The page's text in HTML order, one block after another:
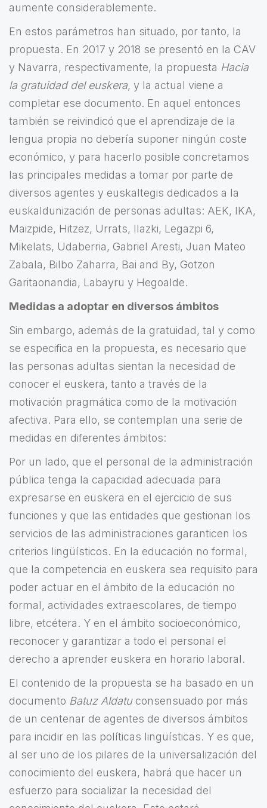
aumente considerablemente.
En estos parámetros han situado, por tanto, la
propuesta. En 2017 y 2018 se presentó en la CAV
y Navarra, respectivamente, la propuesta Hacia
la gratuidad del euskera, y la actual viene a
completar ese documento. En aquel entonces
también se reivindicó que el aprendizaje de la
lengua propia no debería suponer ningún coste
económico, y para hacerlo posible concretamos
las principales medidas a tomar por parte de
diversos agentes y euskaltegis dedicados a la
euskaldunización de personas adultas: AEK, IKA,
Maizpide, Hitzez, Urrats, Ilazki, Legazpi 6,
Mikelats, Udaberria, Gabriel Aresti, Juan Mateo
Zabala, Bilbo Zaharra, Bai and By, Gotzon
Garitaonandia, Labayru y Hegoalde.
Medidas a adoptar en diversos ámbitos
Sin embargo, además de la gratuidad, tal y como
se especifica en la propuesta, es necesario que
las personas adultas sientan la necesidad de
conocer el euskera, tanto a través de la
motivación pragmática como de la motivación
afectiva. Para ello, se contemplan una serie de
medidas en diferentes ámbitos:
Por un lado, que el personal de la administración
pública tenga la capacidad adecuada para
expresarse en euskera en el ejercicio de sus
funciones y que las entidades que gestionan los
servicios de las administraciones garanticen los
criterios lingüísticos. En la educación no formal,
que la competencia en euskera sea requisito para
poder actuar en el ámbito de la educación no
formal, actividades extraescolares, de tiempo
libre, etcétera. Y en el ámbito socioeconómico,
reconocer y garantizar a todo el personal el
derecho a aprender euskera en horario laboral.
El contenido de la propuesta se ha basado en un
documento Batuz Aldatuconsensuado por más
de un centenar de agentes de diversos ámbitos
para incidir en las políticas lingüísticas. Y es que,
al ser uno de los pilares de la universalización del
conocimiento del euskera, habrá que hacer un
esfuerzo para socializar la necesidad del